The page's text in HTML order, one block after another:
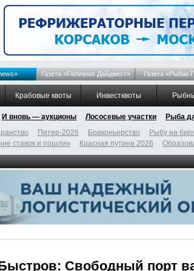
Газета «Fishnews Дайджест» Газета «Рыбак
Крабовые квоты Инвестквоты
И вновь — аукционы Лососевые участки Рыба
Питер-2026 Браконьерство Рыбу на
ставок и пошлин Красная путина 2026
Свободный порт